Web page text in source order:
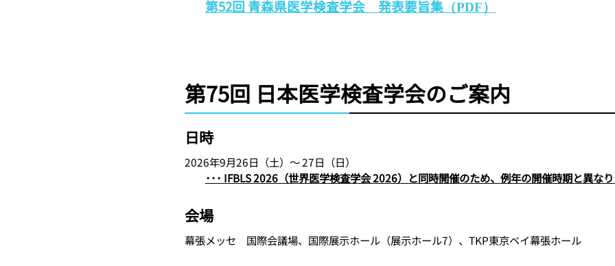
第52回 青森県医学検査学会 発表要旨集（PDF）
第75回 日本医学検査学会のご案内
日時
2026年9月26日（土）～ 27日（日）
･･･ IFBLS 2026（世界医学検査学会 2026）と同時開催のため、例年の開催時期と異な
会場
幕張メッセ 国際会議場、国際展示ホール（展示ホール7）、TKP東京ベイ幕張ホール